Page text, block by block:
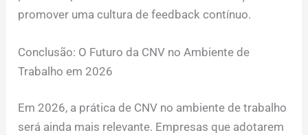
promover uma cultura de feedback contínuo.
Conclusão: O Futuro da CNV no Ambiente de
Trabalho em 2026
Em 2026, a prática de CNV no ambiente de trabalho
será ainda mais relevante. Empresas que adotarem